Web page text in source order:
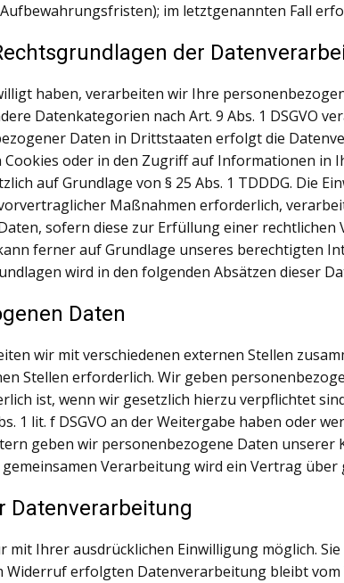
im letztgenannten Fall
der
haben, verarbeiten wir Ihre
Datenkategorien nach Art. 9 Abs. 1 DSGVO
Daten in Drittstaaten erfolgt die
Cookies oder in den Zugriff auf Informationen
auf Grundlage von § 25 Abs. 1 TDDDG. Die
Maßnahmen erforderlich,
sofern diese zur Erfüllung einer
ferner auf Grundlage unseres berechtigten
wird in den folgenden Absätzen dieser
Daten
wir mit verschiedenen externen Stellen
Stellen erforderlich. Wir geben
ist, wenn wir gesetzlich hierzu verpflichtet
1 lit. f DSGVO an der Weitergabe haben oder
geben wir personenbezogene Daten
Verarbeitung wird ein Vertrag über
Datenverarbeitung
Ihrer ausdrücklichen Einwilligung möglich.
Widerruf erfolgten Datenverarbeitung bleibt